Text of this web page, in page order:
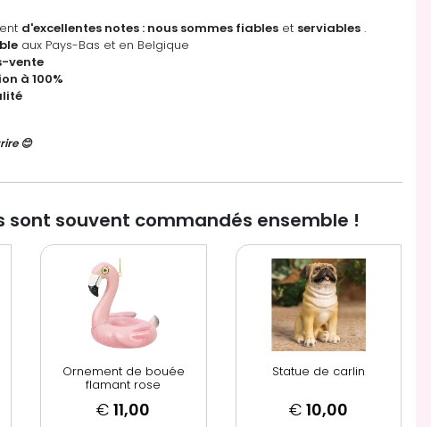
d'excellentes notes : nous sommes fiables et serviables .
aux Pays-Bas et en Belgique
vente
à 100%
😊
sont souvent commandés ensemble !
Ornement de bouée
flamant rose
€ 11,00
Statue de carlin
€ 10,00